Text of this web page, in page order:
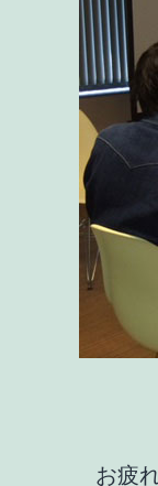
お疲